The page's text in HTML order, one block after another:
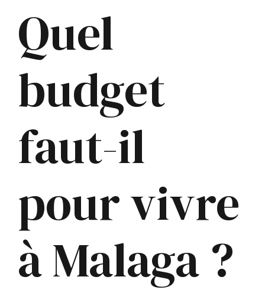
Quel
budget
faut-il
pour vivre
à Malaga ?